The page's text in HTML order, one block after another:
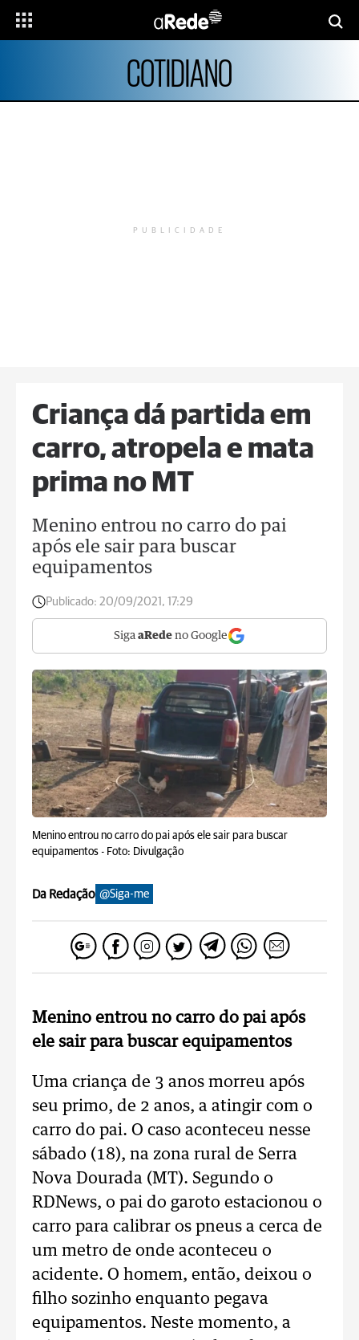
COTIDIANO
PUBLICIDADE
Criança dá partida em
carro, atropela e mata
prima no MT
Menino entrou no carro do pai
após ele sair para buscar
equipamentos
Publicado: 20/09/2021, 17:29
Siga aRede no Google
Menino entrou no carro do pai após ele sair para buscar
equipamentos - Foto: Divulgação
Da Redação @Siga-me
Menino entrou no carro do pai após
ele sair para buscar equipamentos
Uma criança de 3 anos morreu após
seu primo, de 2 anos, a atingir com o
carro do pai. O caso aconteceu nesse
sábado (18), na zona rural de Serra
Nova Dourada (MT). Segundo o
RDNews, o pai do garoto estacionou o
carro para calibrar os pneus a cerca de
um metro de onde aconteceu o
acidente. O homem, então, deixou o
filho sozinho enquanto pegava
equipamentos. Neste momento, a